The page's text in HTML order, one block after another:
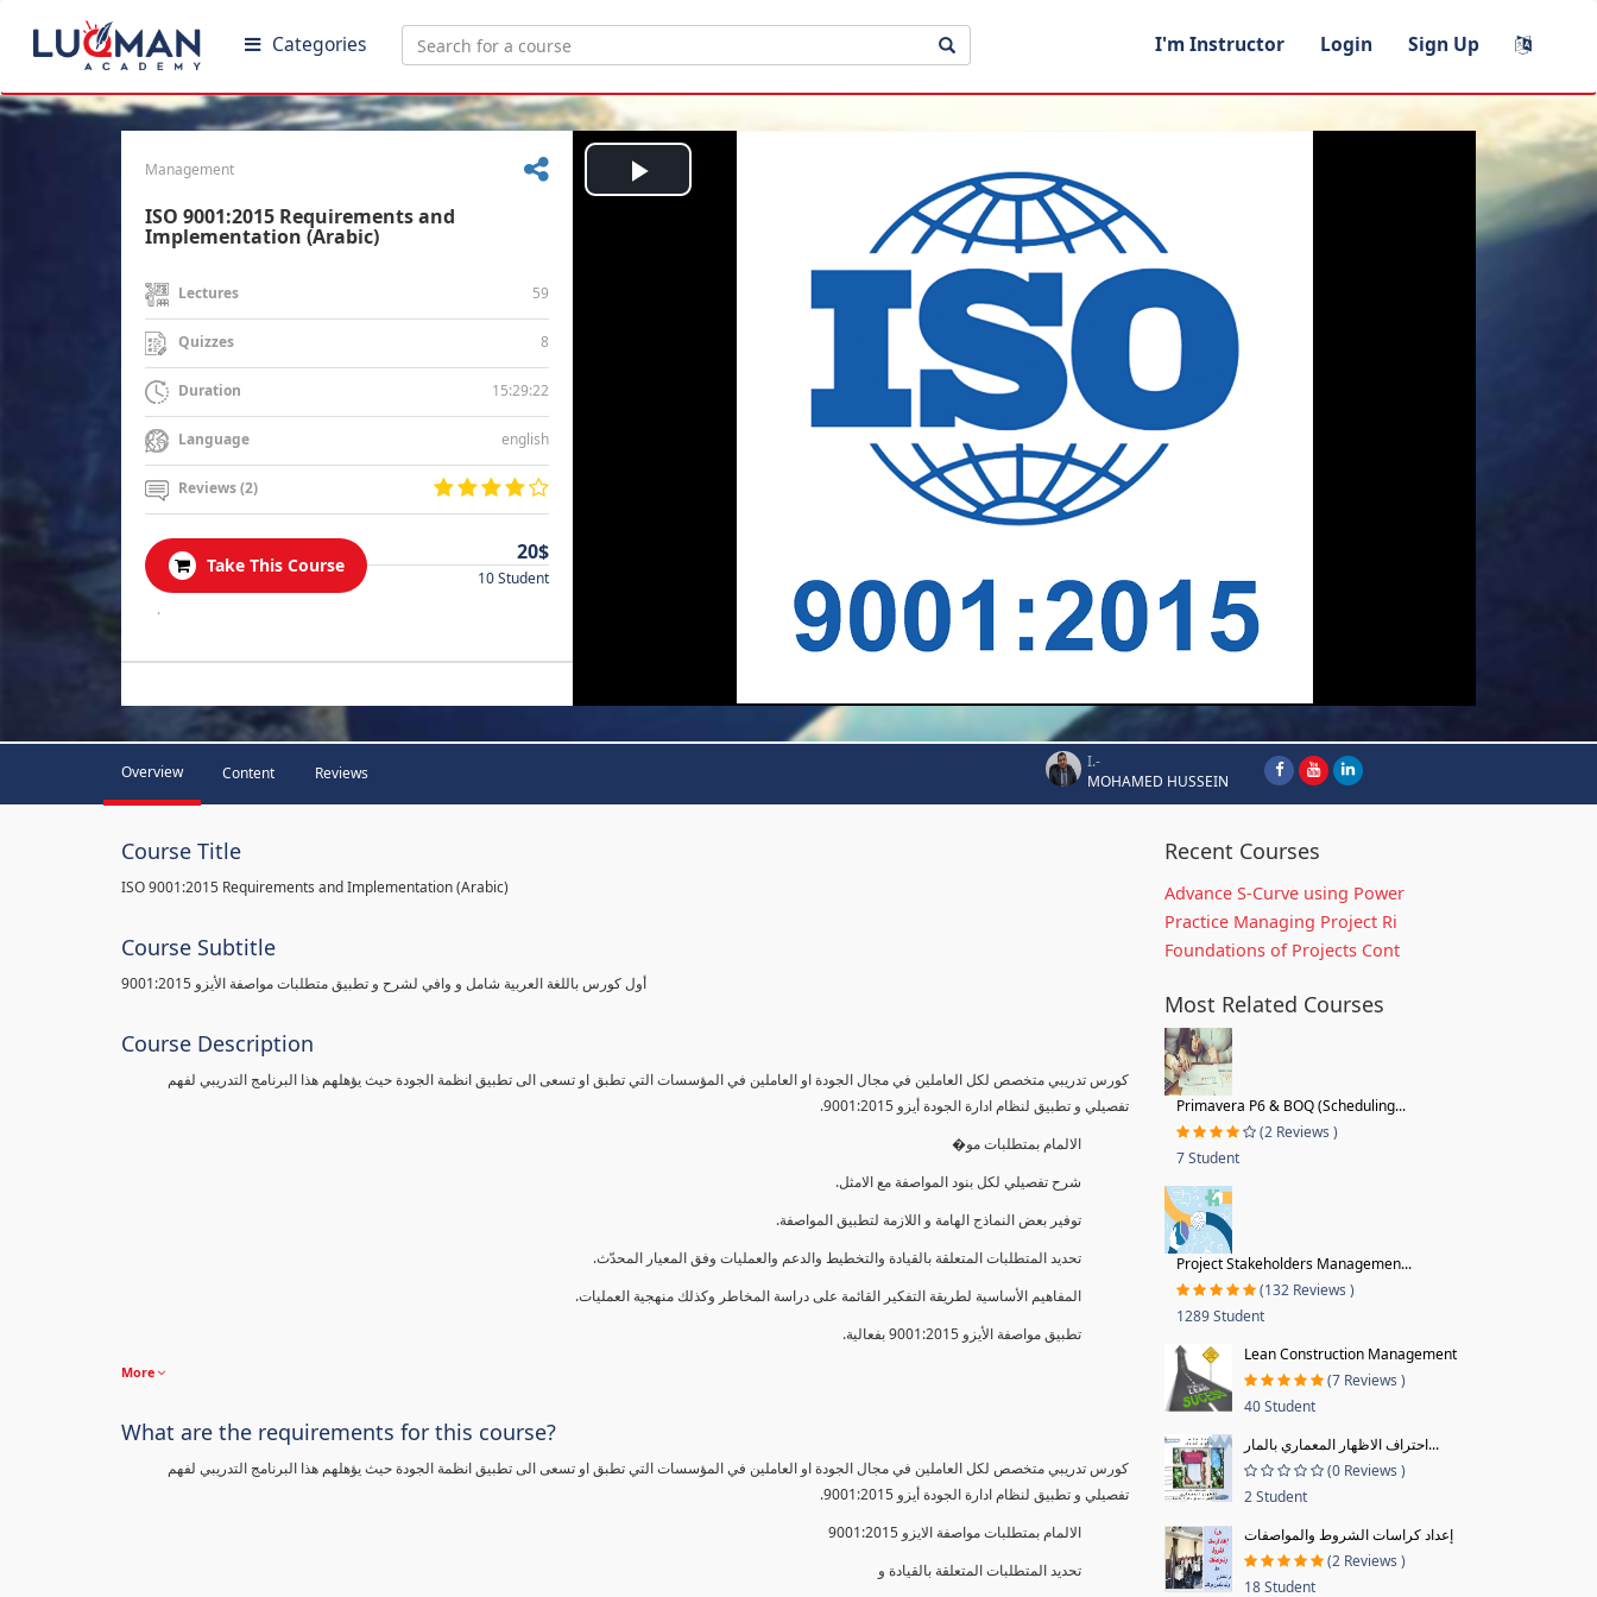
Categories I'm Instructor Login Sign Up
Management
ISO 9001:2015 Requirements and
Implementation (Arabic)
Lectures 59
Quizzes 8
Duration 15:29:22
Language english
Reviews (2)
Take This Course
20$
10 Student
.
Play
Overview Content Reviews
I.-
MOHAMED HUSSEIN
Course Title
ISO 9001:2015 Requirements and Implementation (Arabic)
Course Subtitle
أول كورس باللغة العربية شامل و وافي لشرح و تطبيق متطلبات مواصفة الأيزو 9001:2015
Course Description
كورس تدريبي متخصص لكل العاملين في مجال الجودة او العاملين في المؤسسات التي تطبق او تسعى الى تطبيق انظمة الجودة حيث يؤهلهم هذا البرنامج التدريبي لفهم
تفصيلي و تطبيق لنظام ادارة الجودة أيزو 9001:2015.
الالمام بمتطلبات مو�
شرح تفصيلي لكل بنود المواصفة مع الامثل.
توفير بعض النماذج الهامة و اللازمة لتطبيق المواصفة.
تحديد المتطلبات المتعلقة بالقيادة والتخطيط والدعم والعمليات وفق المعيار المحدّث.
المفاهيم الأساسية لطريقة التفكير القائمة على دراسة المخاطر وكذلك منهجية العمليات.
تطبيق مواصفة الأيزو 9001:2015 بفعالية.
More
What are the requirements for this course?
كورس تدريبي متخصص لكل العاملين في مجال الجودة او العاملين في المؤسسات التي تطبق او تسعى الى تطبيق انظمة الجودة حيث يؤهلهم هذا البرنامج التدريبي لفهم
تفصيلي و تطبيق لنظام ادارة الجودة أيزو 9001:2015.
الالمام بمتطلبات مواصفة الايزو 9001:2015
تحديد المتطلبات المتعلقة بالقيادة و
Recent Courses
Advance S-Curve using Power
Practice Managing Project Ri
Foundations of Projects Cont
Most Related Courses
Primavera P6 & BOQ (Scheduling...
(2 Reviews )
7 Student
Project Stakeholders Managemen...
(132 Reviews )
1289 Student
Lean Construction Management
(7 Reviews )
40 Student
احتراف الاظهار المعماري بالمار...
(0 Reviews )
2 Student
إعداد كراسات الشروط والمواصفات
(2 Reviews )
18 Student